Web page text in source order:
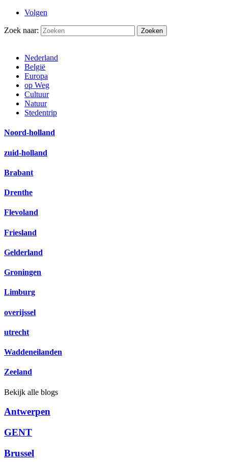
Volgen
Zoek naar:
Nederland
België
Europa
op Weg
Cultuur
Natuur
Stedentrip
Noord-holland
zuid-holland
Brabant
Drenthe
Flevoland
Friesland
Gelderland
Groningen
Limburg
overijssel
utrecht
Waddeneilanden
Zeeland
Bekijk alle blogs
Antwerpen
GENT
Brussel